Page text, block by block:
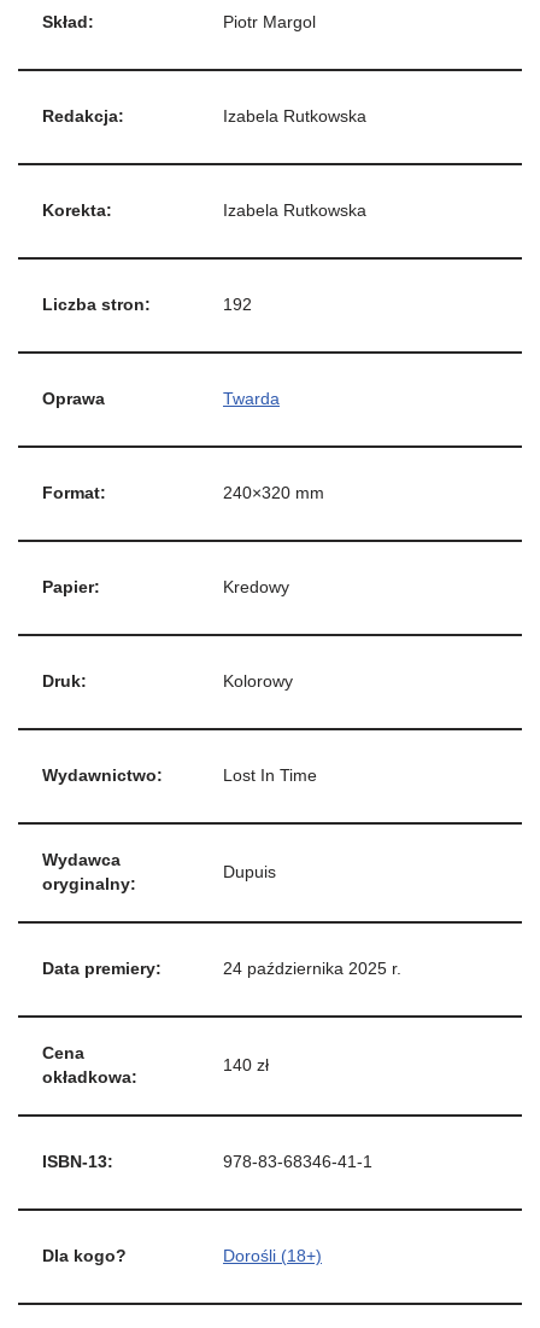
Skład: Piotr Margol
Redakcja: Izabela Rutkowska
Korekta: Izabela Rutkowska
Liczba stron: 192
Oprawa Twarda
Format: 240×320 mm
Papier: Kredowy
Druk: Kolorowy
Wydawnictwo: Lost In Time
Wydawca
oryginalny:
Dupuis
Data premiery: 24 października 2025 r.
Cena
okładkowa:
140 zł
ISBN-13: 978-83-68346-41-1
Dla kogo? Dorośli (18+)